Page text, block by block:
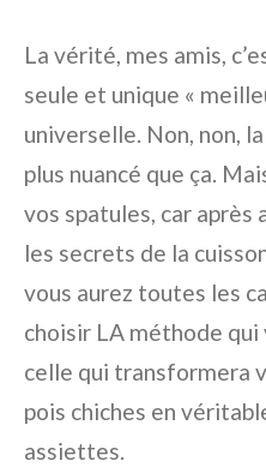
La vérité, mes amis,
seule et unique «
universelle. Non, non,
plus nuancé que ça.
vos spatules, car après
les secrets de la
vous aurez toutes les
choisir LA méthode
celle qui transformera
pois chiches en
assiettes.